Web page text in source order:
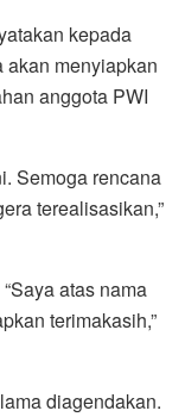
kepada
akan menyiapkan
anggota PWI
Semoga rencana
terealisasikan,”
atas nama
terimakasih,”
diagendakan.